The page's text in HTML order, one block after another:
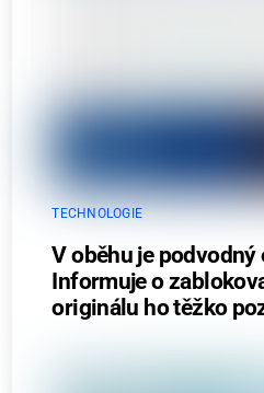
TECHNOLOGIE
V oběhu je
Informuje o
originálu ho těžko